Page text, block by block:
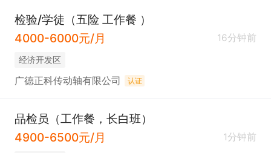
检验/学徒（五险 工作餐 ）
4000-6000元/月
16分钟前
经济开发区
广德正科传动轴有限公司 认证
品检员（工作餐，长白班）
4900-6500元/月
1分钟前